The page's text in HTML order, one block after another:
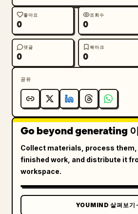
좋아요
0
조회수
0
댓글
0
북마크
0
공유
Go beyond generating
Collect materials, process
finished work, and distribute it
workspace.
YOUMIND 살펴보기